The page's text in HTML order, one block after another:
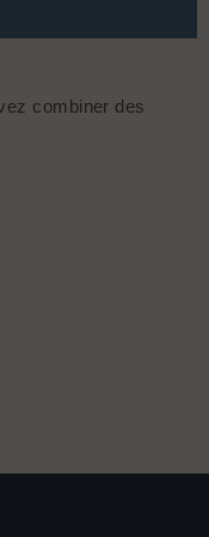
combiner des